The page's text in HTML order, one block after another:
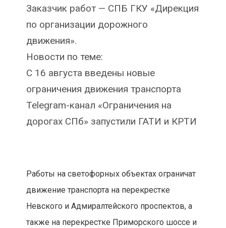
Заказчик работ — СПБ ГКУ «Дирекция
по организации дорожного
движения».
Новости по теме:
C 16 августа введены новые
ограничения движения транспорта
Telegram-канал «Ограничения на
дорогах СПб» запустили ГАТИ и КРТИ
Работы на светофорных объектах ограничат
движение транспорта на перекрестке
Невского и Адмиралтейского проспектов, а
также на перекрестке Приморского шоссе и